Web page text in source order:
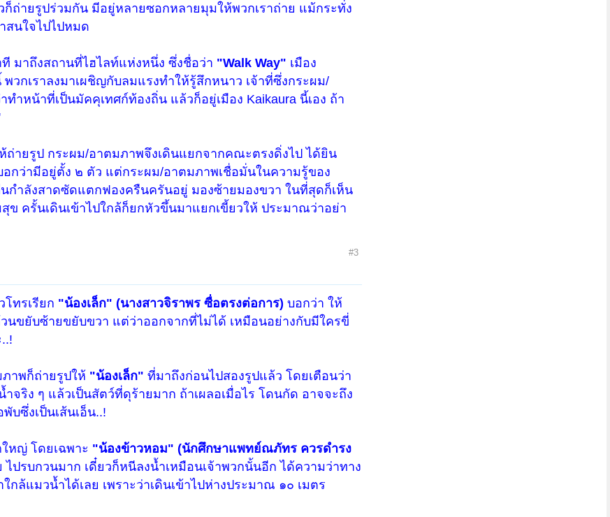
ถ่ายรูปร่วมกัน มีอยู่หลายซอกหลายมุมให้พวกเราถ่าย แม้กระทั่ง
สนใจไปไปหมด
มาถึงสถานที่ไฮไลท์แห่งหนึ่ง ซึ่งชื่อว่า "Walk Way" เมือง
วกเราลงมาเผชิญกับลมแรงทำให้รู้สึกหนาว เจ้าที่ซึ่งกระผม/
าทำหน้าที่เป็นมัคคุเทศก์ท้องถิ่น แล้วก็อยู่เมือง Kaikaura นี้เอง ถ้า
ายรูป กระผม/อาตมภาพจึงเดินแยกจากคณะตรงดิ่งไป ได้ยิน
กว่ามีอยู่ตั้ง ๒ ตัว แต่กระผม/อาตมภาพเชื่อมั่นในความรู้ของ
นกำลังสาดซัดแตกฟองครืนครันอยู่ มองซ้ายมองขวา ในที่สุดก็เห็น
ข ครั้นเดินเข้าไปใกล้ก็ยกหัวขึ้นมาแยกเขี้ยวให้ ประมาณว่าอย่า
#3
ทรเรียก "น้องเล็ก" (นางสาวจิราพร ซื่อตรงต่อการ) บอกว่า ให้
นขยับซ้ายขยับขวา แต่ว่าออกจากที่ไม่ได้ เหมือนอย่างกับมีใครขี่
าพก็ถ่ายรูปให้ "น้องเล็ก" ที่มาถึงก่อนไปสองรูปแล้ว โดยเตือนว่า
จริง ๆ แล้วเป็นสัตว์ที่ดุร้ายมาก ถ้าเผลอเมื่อไร โดนกัด อาจจะถึง
บซึ่งเป็นเส้นเอ็น..!
หญ่ โดยเฉพาะ "น้องข้าวหอม" (นักศึกษาแพทย์ณภัทร ควรดำรง
ปรบกวนมาก เดี๋ยวก็หนีลงน้ำเหมือนเจ้าพวกนั้นอีก ได้ความว่าทาง
ล้แมวน้ำได้เลย เพราะว่าเดินเข้าไปห่างประมาณ ๑๐ เมตร